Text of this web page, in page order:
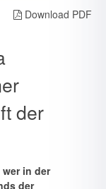
Download PDF
der
in der
der